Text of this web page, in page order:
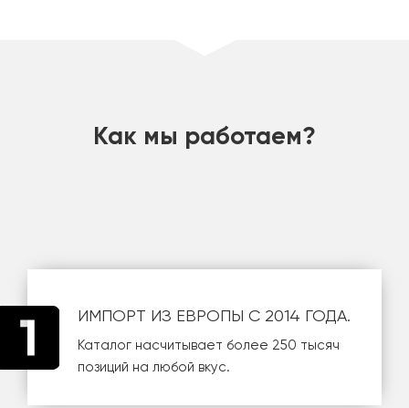
Как мы работаем?
ИМПОРТ ИЗ ЕВРОПЫ С 2014 ГОДА.
Каталог насчитывает более 250 тысяч
позиций на любой вкус.